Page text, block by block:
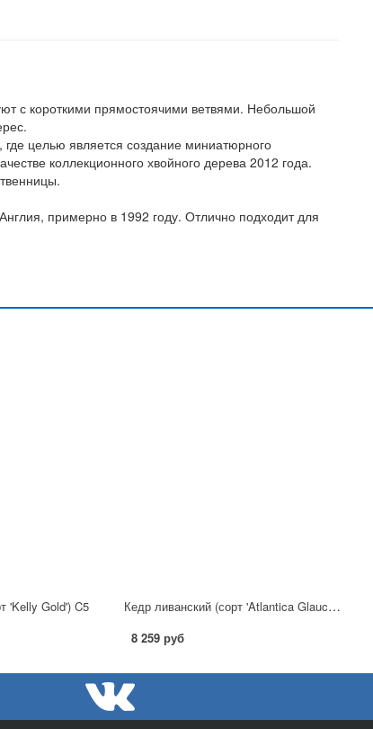
с короткими прямостоячими ветвями. Небольшой
целью является создание миниатюрного
коллекционного хвойного дерева 2012 года.
примерно в 1992 году. Отлично подходит для
'Kelly Gold') C5
Кедр ливанский (сорт 'Atlantica Glauca') С5
8 259 руб